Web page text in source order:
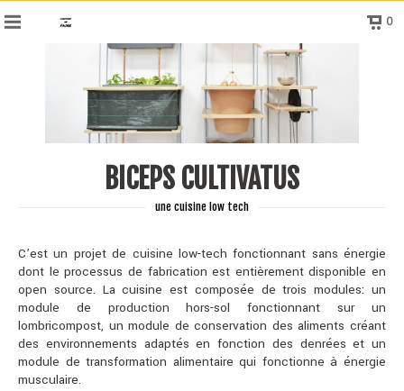
0
BICEPS CULTIVATUS
une cuisine low tech
C’est un projet de cuisine low-tech fonctionnant sans énergie
dont le processus de fabrication est entièrement disponible en
open source. La cuisine est composée de trois modules: un
module de production hors-sol fonctionnant sur un
lombricompost, un module de conservation des aliments créant
des environnements adaptés en fonction des denrées et un
module de transformation alimentaire qui fonctionne à énergie
musculaire.